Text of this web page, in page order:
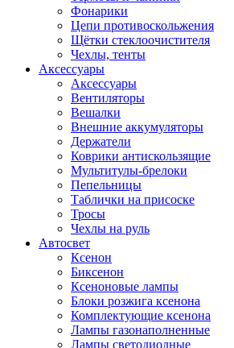
Фонарики
Цепи противоскольжения
Щётки стеклоочистителя
Чехлы, тенты
Аксессуары
Аксессуары
Вентиляторы
Вешалки
Внешние аккумуляторы
Держатели
Коврики антискользящие
Мультитулы-брелоки
Пепельницы
Таблички на присоске
Тросы
Чехлы на руль
Автосвет
Ксенон
Биксенон
Ксеноновые лампы
Блоки розжига ксенона
Комплектующие ксенона
Лампы газонаполненные
Лампы светодиодные